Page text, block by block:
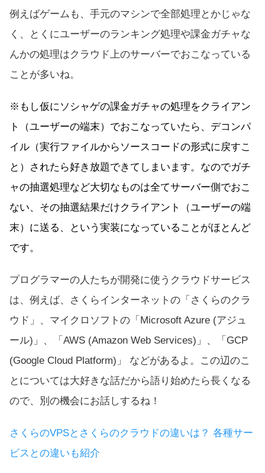
例えばゲームも、手元のマシンで全部処理とかじゃな
く、とくにユーザーのランキング処理や課金ガチャな
んかの処理はクラウド上のサーバーでおこなっている
ことが多いね。
※もし仮にソシャゲの課金ガチャの処理をクライアン
ト（ユーザーの端末）でおこなっていたら、デコンパ
イル（実行ファイルからソースコードの形式に戻すこ
と）されたら好き放題できてしまいます。なのでガチ
ャの抽選処理など大切なものは全てサーバー側でおこ
ない、その抽選結果だけクライアント（ユーザーの端
末）に送る、という実装になっていることがほとんど
です。
プログラマーの人たちが開発に使うクラウドサービス
は、例えば、さくらインターネットの「 さくらのクラ
ウド 」、マイクロソフトの「Microsoft Azure (アジュ
ール)」、「AWS (Amazon Web Services)」、「GCP
(Google Cloud Platform)」 などがあるよ。この辺のこ
とについては大好きな話だから語り始めたら長くなる
ので、別の機会にお話しするね！
さくらのVPSとさくらのクラウドの違いは？ 各種サー
ビスとの違いも紹介